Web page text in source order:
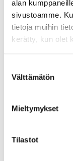
alan
sivustoamme.
tietoja muihin
kerätty, kun olet
valinta
Välttämätön
Mieltymykset
Tilastot
Lue lisää
Vastuullinen
vastuullista
Ammattilaisella